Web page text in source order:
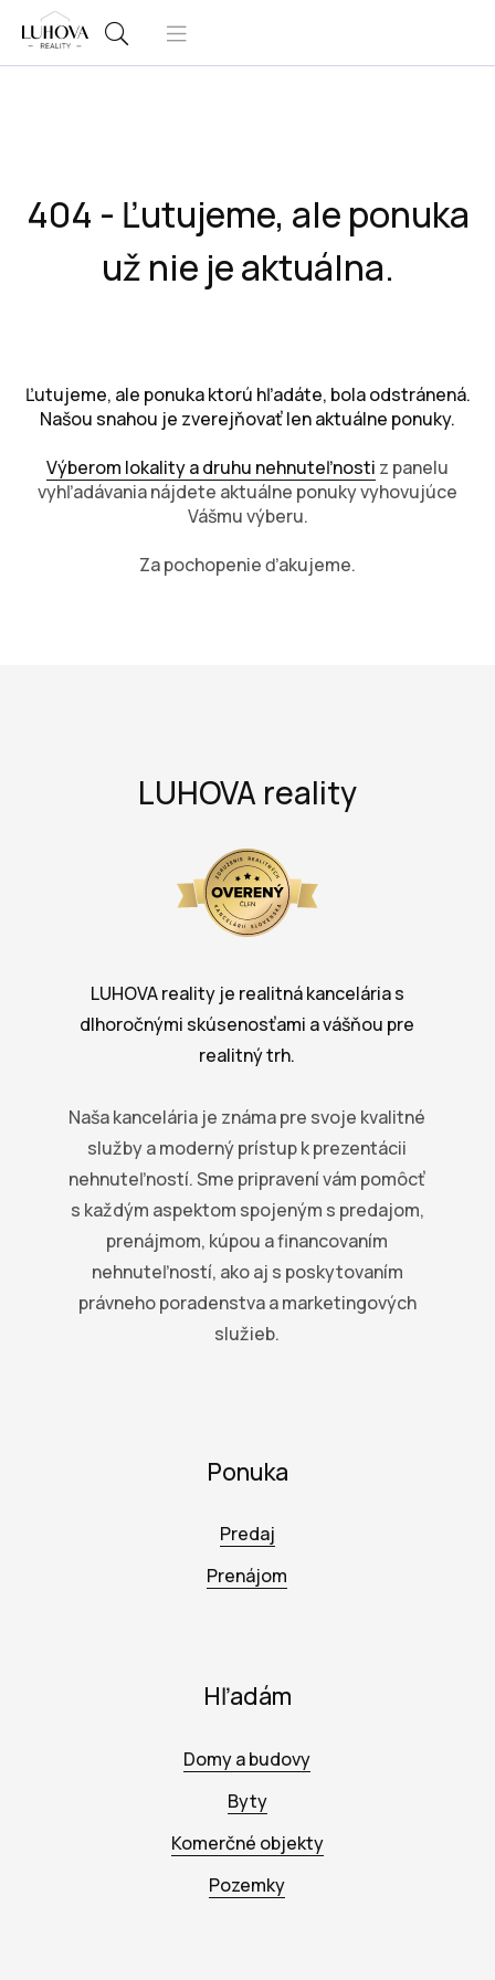
404 - Ľutujeme, ale ponuka
už nie je aktuálna.
Ľutujeme, ale ponuka ktorú hľadáte, bola odstránená.
Našou snahou je zverejňovať len aktuálne ponuky.
Výberom lokality a druhu nehnuteľnosti z panelu
vyhľadávania nájdete aktuálne ponuky vyhovujúce
Vášmu výberu.
Za pochopenie ďakujeme.
LUHOVA reality
LUHOVA reality je realitná kancelária s
dlhoročnými skúsenosťami a vášňou pre
realitný trh.
Naša kancelária je známa pre svoje kvalitné
služby a moderný prístup k prezentácii
nehnuteľností. Sme pripravení vám pomôcť
s každým aspektom spojeným s predajom,
prenájmom, kúpou a financovaním
nehnuteľností, ako aj s poskytovaním
právneho poradenstva a marketingových
služieb.
Ponuka
Predaj
Prenájom
Hľadám
Domy a budovy
Byty
Komerčné objekty
Pozemky